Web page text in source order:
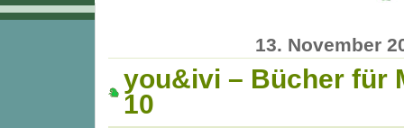
13. November
you&ivi – Bücher für
10